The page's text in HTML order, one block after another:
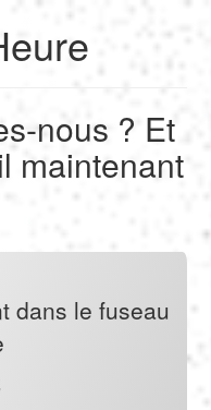
nous ? Et
maintenant
dans le fuseau